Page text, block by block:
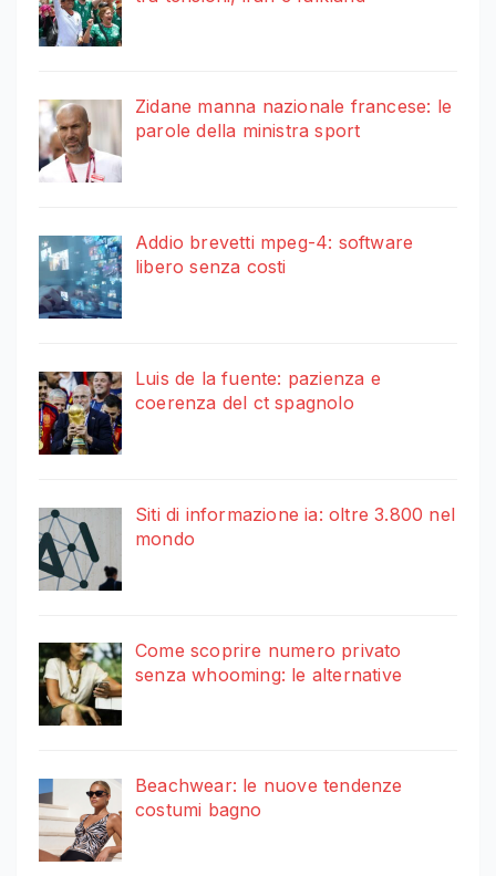
Zidane manna nazionale francese: le
parole della ministra sport
Addio brevetti mpeg-4: software
libero senza costi
Luis de la fuente: pazienza e
coerenza del ct spagnolo
Siti di informazione ia: oltre 3.800 nel
mondo
Come scoprire numero privato
senza whooming: le alternative
Beachwear: le nuove tendenze
costumi bagno